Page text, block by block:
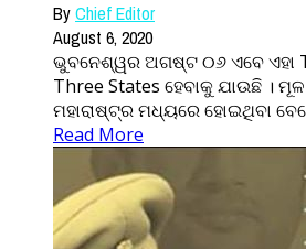
ByChief Editor
August 6, 2020
ଭୁବନେଶ୍ୱର ଅଗଷ୍ଟ ୦୬ ଏବେ ଏହା
Three States ହେବାକୁ ଯାଉଛି ।
ମହାରାଷ୍ଟ୍ର ମଧ୍ୟରେ ହୋଇଥିବା
Read More